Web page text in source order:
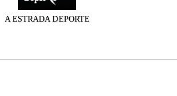
A ESTRADA DEPORTE